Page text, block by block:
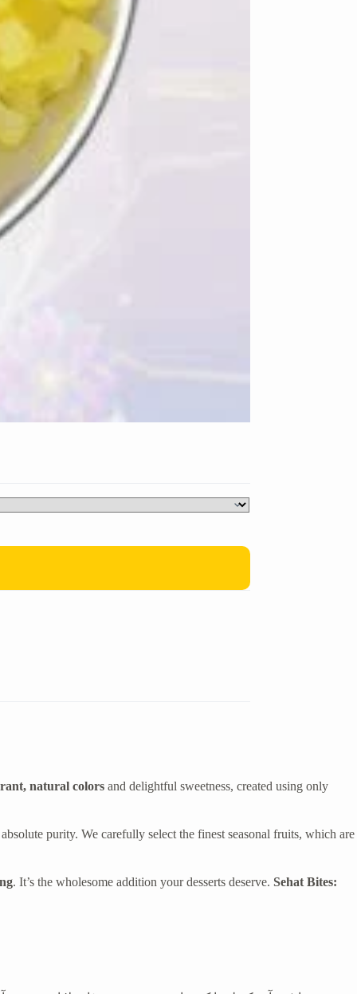
natural colors and delightful sweetness, created using only
purity. We carefully select the finest seasonal fruits, which are
. It’s the wholesome addition your desserts deserve. Sehat Bites: